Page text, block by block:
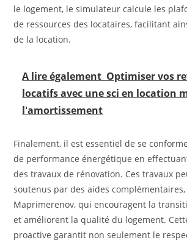
le logement, le simulateur calcule les
de ressources des locataires, facilitant
de la location.
A lire également Optimiser vos
locatifs avec une sci en location
l'amortissement
Finalement, il est essentiel de se
de performance énergétique en
des travaux de rénovation. Ces travaux
soutenus par des aides complémentaires,
Maprimerenov, qui encouragent la
et améliorent la qualité du logement.
proactive garantit non seulement le